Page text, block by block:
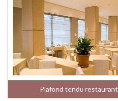
Plafond tendu restaurant